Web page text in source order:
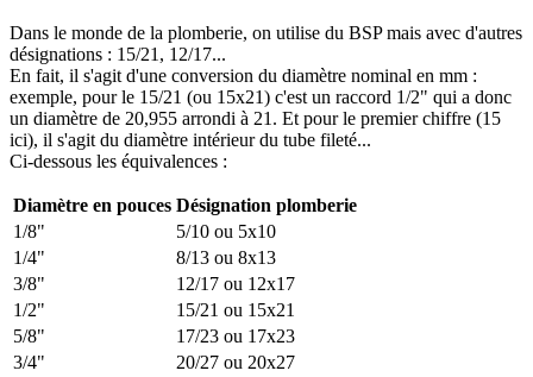
Dans le monde de la plomberie, on utilise du BSP mais avec d'autres
désignations : 15/21, 12/17...
En fait, il s'agit d'une conversion du diamètre nominal en mm :
exemple, pour le 15/21 (ou 15x21) c'est un raccord 1/2" qui a donc
un diamètre de 20,955 arrondi à 21. Et pour le premier chiffre (15
ici), il s'agit du diamètre intérieur du tube fileté...
Ci-dessous les équivalences :
Diamètre en pouces Désignation plomberie
1/8"
5/10 ou 5x10
1/4"
8/13 ou 8x13
3/8"
12/17 ou 12x17
1/2"
15/21 ou 15x21
5/8"
17/23 ou 17x23
3/4"
20/27 ou 20x27